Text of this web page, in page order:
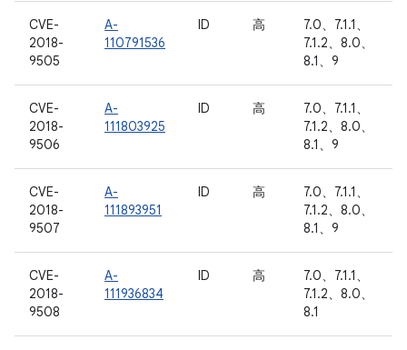
CVE-
2018-
9505
A-
110791536
ID 高
7.0、7.1.1、
7.1.2、8.0、
8.1、9
CVE-
2018-
9506
A-
111803925
ID 高
7.0、7.1.1、
7.1.2、8.0、
8.1、9
CVE-
2018-
9507
A-
111893951
ID 高
7.0、7.1.1、
7.1.2、8.0、
8.1、9
CVE-
2018-
9508
A-
111936834
ID 高
7.0、7.1.1、
7.1.2、8.0、
8.1